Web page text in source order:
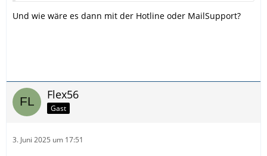
Und wie wäre es dann mit der Hotline oder MailSupport?
Flex56
Gast
3. Juni 2025 um 17:51